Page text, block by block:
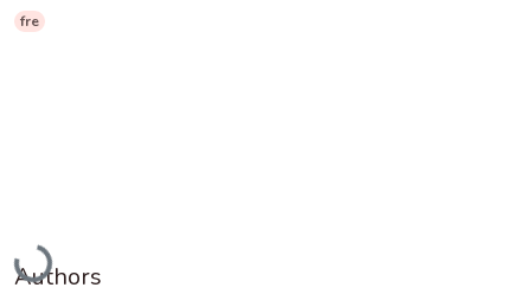
fre
Loading...
Authors